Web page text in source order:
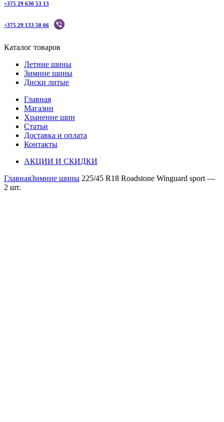
+375 29 630 53 13
+375 29 133 50 66
Каталог товаров
Летние шины
Зимние шины
Диски литые
Главная
Магазин
Хранение шин
Статьи
Доставка и оплата
Контакты
АКЦИИ И СКИДКИ
ГлавнаяЗимние шины 225/45 R18 Roadstone Winguard sport —
2 шт.